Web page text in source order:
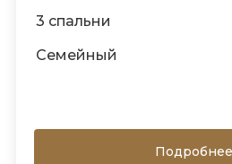
3 спальни
Семейный